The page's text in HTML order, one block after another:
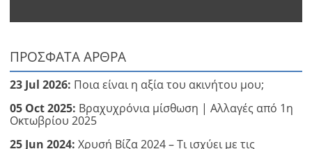
ΠΡΟΣΦΑΤΑ ΑΡΘΡΑ
23 Jul 2026: Ποια είναι η αξία του ακινήτου μου;
05 Oct 2025: Βραχυχρόνια μίσθωση | Αλλαγές από 1η
Οκτωβρίου 2025
25 Jun 2024: Χρυσή Βίζα 2024 – Τι ισχύει με τις